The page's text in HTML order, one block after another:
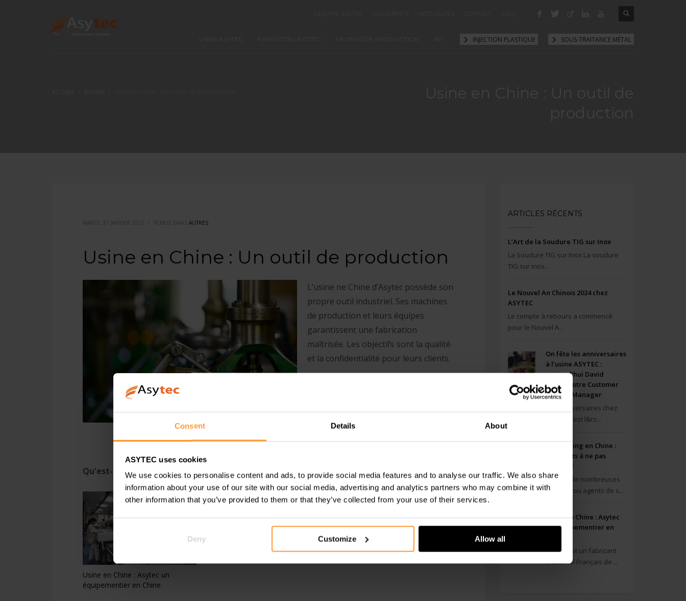
Consent Details About
ASYTEC uses cookies
We use cookies to personalise content and ads, to provide social media features and to analyse our traffic. We also share
information about your use of our site with our social media, advertising and analytics partners who may combine it with
other information that you’ve provided to them or that they’ve collected from your use of their services.
Deny Customize Allow all
INJECTION PLASTIQUE SOUS-TRAITANCE MÉTAL
MARDI, 31 JANVIER 2023 PUBLIÉ DANS AUTRES
Usine en Chine : Un outil de production
L’usine ne Chine d’Asytec possède son
propre outil industriel. Ses machines
de production et leurs équipes
garantissent une fabrication
maîtrisée. Les objectifs sont la qualité
et la confidentialité pour leurs clients.
Qu'est-ce que vous pouvez lire ensuite
Usine en Chine : Asytec un
équipementier en Chine
Industrialisation de projets en
Les principales étapes du
industriel
ARTICLES RÉCENTS
L’Art de la Soudure TIG sur Inox
La Soudure TIG sur Inox La soudure
TIG sur inox...
Le Nouvel An Chinois 2024 chez
ASYTEC
Le compte à rebours a commencé
pour le Nouvel A...
On fête les anniversaires
à l’usine ASYTEC :
aujourd’hui David
Dogon votre Customer
Service Manager
Les anniversaires chez
Asytec, c’est l&rs...
Le sourcing en Chine :
Les points à ne pas
négliger
Il existe de nombreuses
sociétés ou agents de s...
Usine en Chine : Asytec
un équipementier en
Asytec est un fabricant
industriel Français de ...